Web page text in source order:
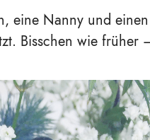
eine Nanny und
Bisschen wie früher